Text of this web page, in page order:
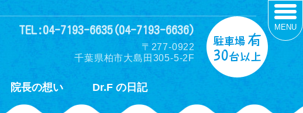
TEL:04-7193-6635(04-7193-6636)
〒277-0922
千葉県柏市大島田305-5-2F
MENU
院長の想い Dr.F の日記